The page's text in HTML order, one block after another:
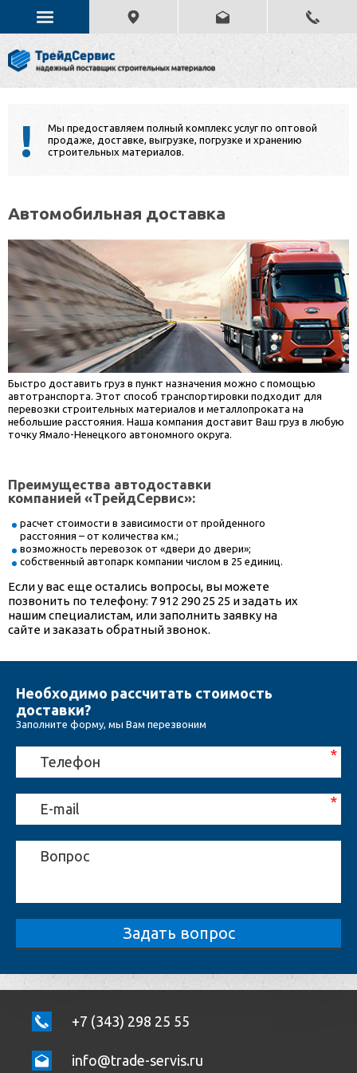
!
Мы предоставляем полный комплекс услуг по оптовой
продаже, доставке, выгрузке, погрузке и хранению
строительных материалов.
Автомобильная доставка
Быстро доставить груз в пункт назначения можно с помощью
автотранспорта. Этот способ транспортировки подходит для
перевозки строительных материалов и металлопроката на
небольшие расстояния. Наша компания доставит Ваш груз в любую
точку Ямало-Ненецкого автономного округа.
Преимущества автодоставки
компанией «ТрейдСервис»:
расчет стоимости в зависимости от пройденного
расстояния – от количества км.;
возможность перевозок от «двери до двери»;
собственный автопарк компании числом в 25 единиц.
Если у вас еще остались вопросы, вы можете
позвонить по телефону: 7 912 290 25 25 и задать их
нашим специалистам, или заполнить заявку на
сайте и заказать обратный звонок.
Необходимо рассчитать стоимость
доставки?
Заполните форму, мы Вам перезвоним
Задать вопрос
+7 (343) 298 25 55
info@trade-servis.ru